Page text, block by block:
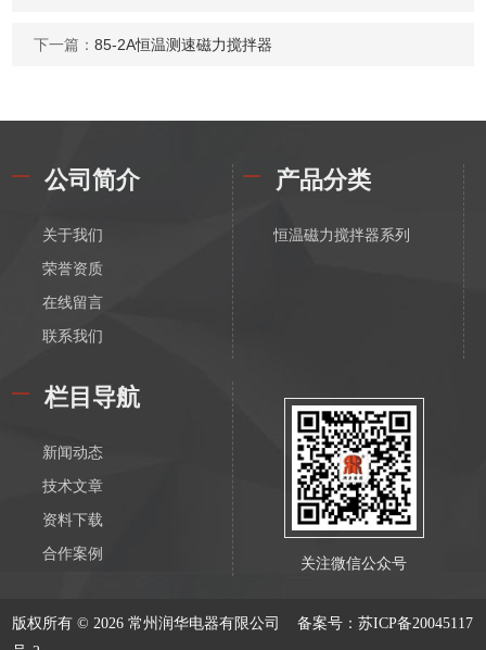
下一篇：85-2A恒温测速磁力搅拌器
公司简介
关于我们
荣誉资质
在线留言
联系我们
产品分类
恒温磁力搅拌器系列
栏目导航
新闻动态
技术文章
资料下载
合作案例
关注微信公众号
版权所有 © 2026 常州润华电器有限公司备案号：苏ICP备20045117